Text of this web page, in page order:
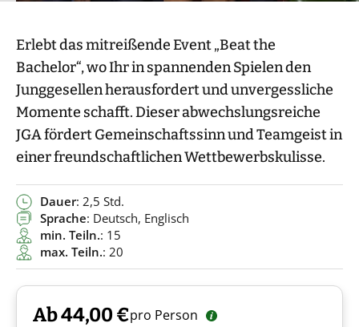
Erlebt das mitreißende Event „Beat the
Bachelor“, wo Ihr in spannenden Spielen den
Junggesellen herausfordert und unvergessliche
Momente schafft. Dieser abwechslungsreiche
JGA fördert Gemeinschaftssinn und Teamgeist in
einer freundschaftlichen Wettbewerbskulisse.
Dauer: 2,5 Std.
Sprache: Deutsch, Englisch
min. Teiln.: 15
max. Teiln.: 20
Ab 44,00 €pro Person